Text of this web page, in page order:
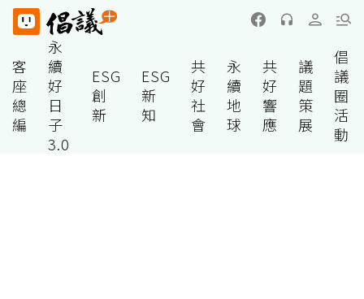
客
座
總
編
永
續
好
日
子
3.0
ESG
創
新
ESG
新
知
共
好
社
會
永
續
地
球
共
好
響
應
議
題
策
展
倡
議
圈
活
動